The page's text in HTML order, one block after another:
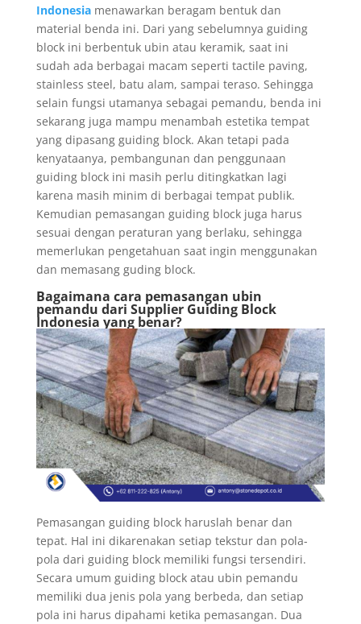
Indonesiamenawarkan beragam bentuk dan
material benda ini. Dari yang sebelumnya guiding
block ini berbentuk ubin atau keramik, saat ini
sudah ada berbagai macam seperti tactile paving,
stainless steel, batu alam, sampai teraso. Sehingga
selain fungsi utamanya sebagai pemandu, benda ini
sekarang juga mampu menambah estetika tempat
yang dipasang guiding block. Akan tetapi pada
kenyataanya, pembangunan dan penggunaan
guiding block ini masih perlu ditingkatkan lagi
karena masih minim di berbagai tempat publik.
Kemudian pemasangan guiding block juga harus
sesuai dengan peraturan yang berlaku, sehingga
memerlukan pengetahuan saat ingin menggunakan
dan memasang guding block.
Bagaimana cara pemasangan ubin
pemandu dari Supplier Guiding Block
Indonesia yang benar?
Pemasangan guiding block haruslah benar dan
tepat. Hal ini dikarenakan setiap tekstur dan pola-
pola dari guiding block memiliki fungsi tersendiri.
Secara umum guiding block atau ubin pemandu
memiliki dua jenis pola yang berbeda, dan setiap
pola ini harus dipahami ketika pemasangan. Dua